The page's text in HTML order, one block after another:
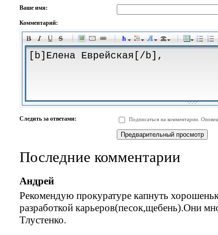
Ваше имя:
Комментарий:
-
-
-
-
-
-
-
-
-
-
-
-
-
-
-
-
-
Следить за ответами: Подписаться на комментарии.
Последние комментарии
Андрей
Рекомендую прокуратуре капнуть
разработкой карьеров(песок,щебень).Они
Тлустенко.